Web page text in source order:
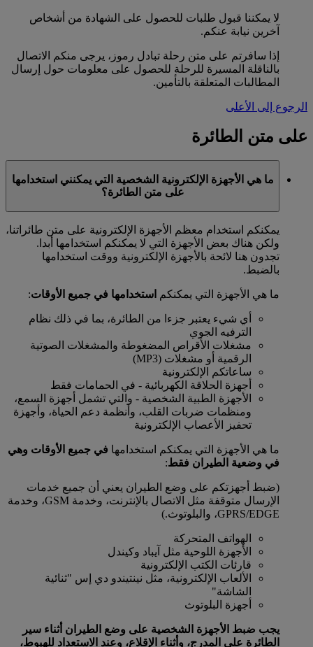
لا يمكننا قبول طلبات للحصول على الشهادة من أشخاص
آخرين نيابة عنكم.
إذا سافرتم على متن رحلة تبادل رموز، يرجى منكم الاتصال
بالناقلة المسيرة للرحلة للحصول على معلومات حول إرسال
المطالبات المتعلقة بالتأمين.
الرجوع إلى الأعلى
على متن الطائرة
ما هي الأجهزة الإلكترونية الشخصية التي يمكنني استخدامها
على متن الطائرة؟
يمكنكم استخدام معظم الأجهزة الإلكترونية على متن طائراتنا،
ولكن هناك بعض الأجهزة التي لا يمكنكم استخدامها أبدا.
تجدون هنا لائحة بالأجهزة الإلكترونية ووقت استخدامها
بالضبط.
ما هي الأجهزة التي يمكنكم استخدامها في جميع الأوقات:
أي شيء يعتبر جزءا من الطائرة، بما في ذلك نظام
الترفيه الجوي
مشغلات الأقراص المضغوطة والمشغلات الصوتية
الرقمية أو مشغلات (MP3)
ساعاتكم الإلكترونية
أجهزة الحلاقة الكهربائية - في الحمامات فقط
الأجهزة الطبية الشخصية - والتي تشمل أجهزة السمع،
ومنظمات ضربات القلب، وأنظمة دعم الحياة، وأجهزة
تحفيز الأعصاب الإلكترونية
ما هي الأجهزة التي يمكنكم استخدامها في جميع الأوقات وهي
في وضعية الطيران فقط:
(ضبط أجهزتكم على وضع الطيران يعني أن جميع خدمات
الإرسال متوقفة مثل الاتصال بالإنترنت، وخدمة GSM، وخدمة
GPRS/EDGE، والبلوتوث.)
الهواتف المتحركة
الأجهزة اللوحية مثل آيباد وكيندل
قارئات الكتب الإلكترونية
الألعاب الإلكترونية، مثل نينتيندو دي إس "ثنائية
الشاشة"
أجهزة البلوتوث
يجب ضبط الأجهزة الشخصية على وضع الطيران أثناء سير
الطائرة على المدرج، وأثناء الإقلاع، وعند الاستعداد للهبوط،